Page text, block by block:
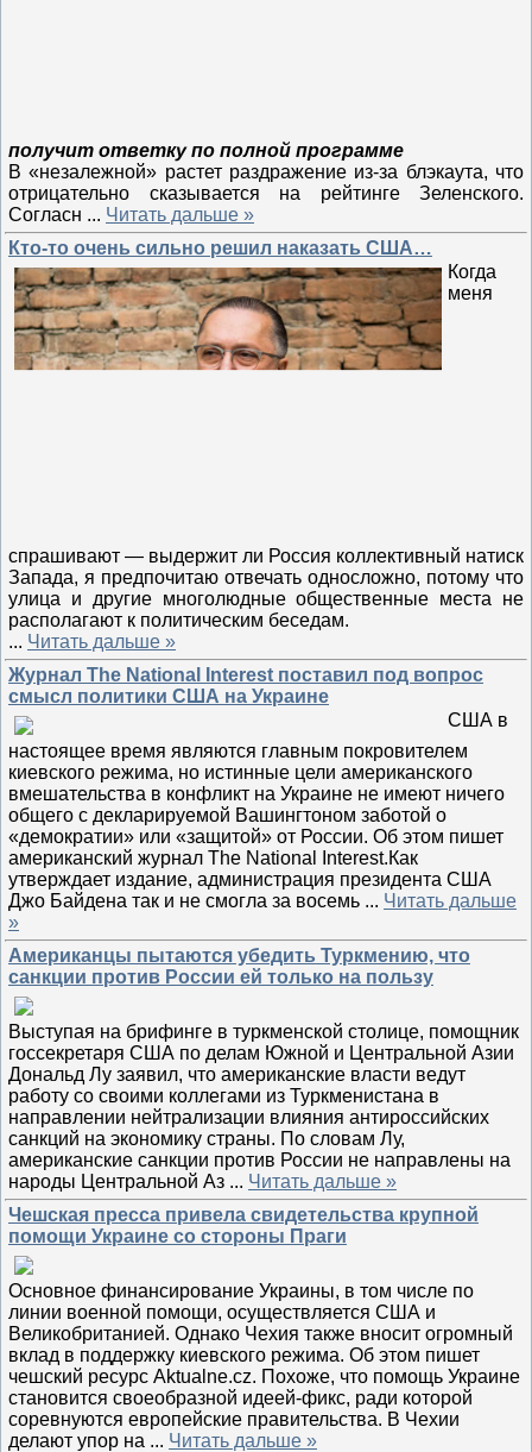
получит ответку по полной программе
В «незалежной» растет раздражение из-за блэкаута, что
отрицательно сказывается на рейтинге Зеленского.
Согласн ... Читать дальше »
Кто-то очень сильно решил наказать США…
Когда
меня
спрашивают — выдержит ли Россия коллективный натиск
Запада, я предпочитаю отвечать односложно, потому что
улица и другие многолюдные общественные места не
располагают к политическим беседам.
... Читать дальше »
Журнал The National Interest поставил под вопрос
смысл политики США на Украине
США в
настоящее время являются главным покровителем
киевского режима, но истинные цели американского
вмешательства в конфликт на Украине не имеют ничего
общего с декларируемой Вашингтоном заботой о
«демократии» или «защитой» от России. Об этом пишет
американский журнал The National Interest.Как
утверждает издание, администрация президента США
Джо Байдена так и не смогла за восемь ... Читать дальше
»
Американцы пытаются убедить Туркмению, что
санкции против России ей только на пользу
Выступая на брифинге в туркменской столице, помощник
госсекретаря США по делам Южной и Центральной Азии
Дональд Лу заявил, что американские власти ведут
работу со своими коллегами из Туркменистана в
направлении нейтрализации влияния антироссийских
санкций на экономику страны. По словам Лу,
американские санкции против России не направлены на
народы Центральной Аз ... Читать дальше »
Чешская пресса привела свидетельства крупной
помощи Украине со стороны Праги
Основное финансирование Украины, в том числе по
линии военной помощи, осуществляется США и
Великобританией. Однако Чехия также вносит огромный
вклад в поддержку киевского режима. Об этом пишет
чешский ресурс Aktualne.cz. Похоже, что помощь Украине
становится своеобразной идеей-фикс, ради которой
соревнуются европейские правительства. В Чехии
делают упор на ... Читать дальше »